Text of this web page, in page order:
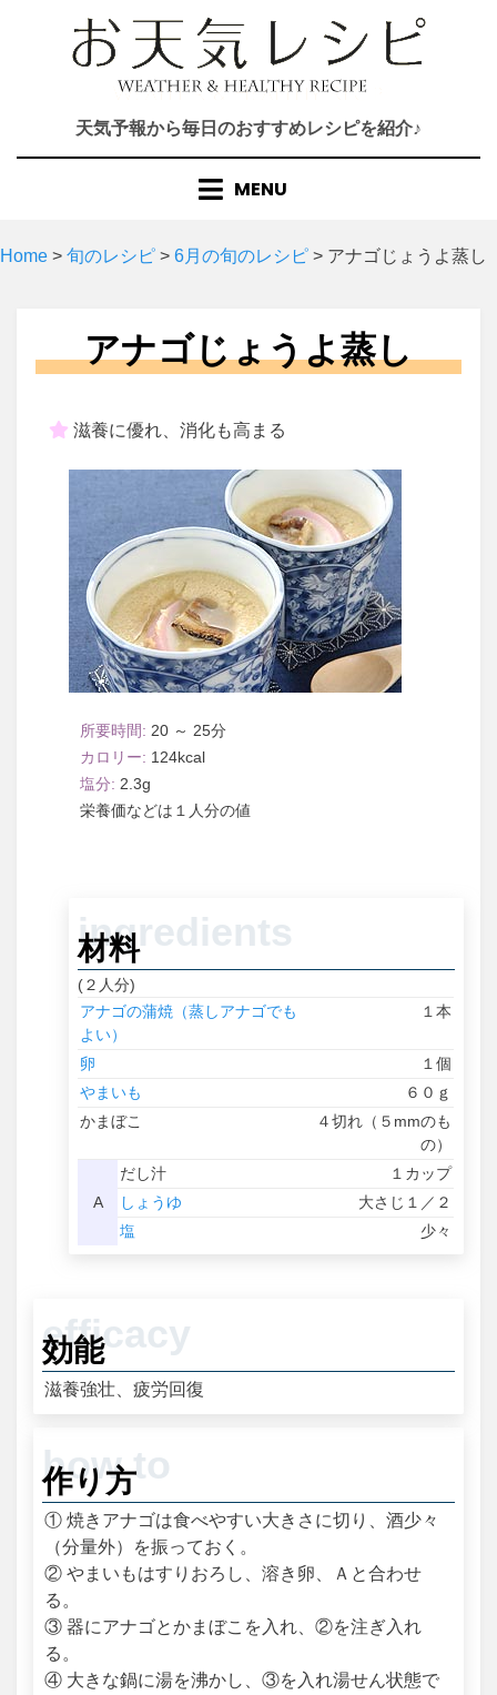
天気予報から毎日のおすすめレシピを紹介♪
MENU
Home > 旬のレシピ > 6月の旬のレシピ > アナゴじょうよ蒸し
アナゴじょうよ蒸し
滋養に優れ、消化も高まる
20 ～ 25
124
2.3
１人分
材料
(２人分)
アナゴの蒲焼（蒸しアナゴでも
よい）
１本
卵
１個
やまいも
６０ｇ
かまぼこ
４切れ（５mmのも
の）
A
だし汁
１カップ
しょうゆ
大さじ１／２
塩
少々
効能
滋養強壮、疲労回復
作り方
① 焼きアナゴは食べやすい大きさに切り、酒少々
（分量外）を振っておく。
② やまいもはすりおろし、溶き卵、Ａと合わせ
る。
③ 器にアナゴとかまぼこを入れ、②を注ぎ入れ
る。
④ 大きな鍋に湯を沸かし、③を入れ湯せん状態で